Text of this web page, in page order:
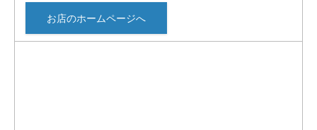
お店のホームページへ